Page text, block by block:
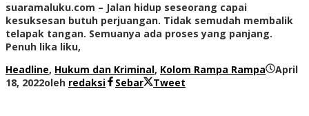
suaramaluku.com – Jalan hidup seseorang capai
kesuksesan butuh perjuangan. Tidak semudah membalik
telapak tangan. Semuanya ada proses yang panjang.
Penuh lika liku,
Headline, Hukum dan Kriminal, Kolom Rampa Rampa
April
18, 2022oleh redaksi Sebar Tweet